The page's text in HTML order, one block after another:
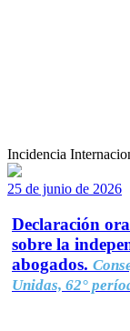
Incidencia
25 de junio de 2026
Declaración
sobre la
abogados.
Unidas, 62°